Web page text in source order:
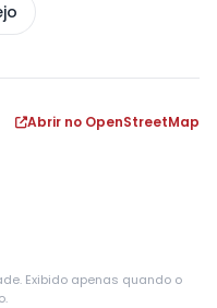
Abrir no OpenStreetMap
Exibido apenas quando o